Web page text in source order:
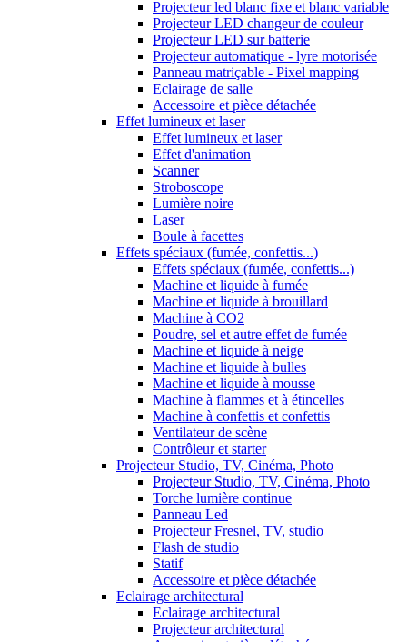
Projecteur led blanc fixe et blanc variable
Projecteur LED changeur de couleur
Projecteur LED sur batterie
Projecteur automatique - lyre motorisée
Panneau matriçable - Pixel mapping
Eclairage de salle
Accessoire et pièce détachée
Effet lumineux et laser
Effet lumineux et laser
Effet d'animation
Scanner
Stroboscope
Lumière noire
Laser
Boule à facettes
Effets spéciaux (fumée, confettis...)
Effets spéciaux (fumée, confettis...)
Machine et liquide à fumée
Machine et liquide à brouillard
Machine à CO2
Poudre, sel et autre effet de fumée
Machine et liquide à neige
Machine et liquide à bulles
Machine et liquide à mousse
Machine à flammes et à étincelles
Machine à confettis et confettis
Ventilateur de scène
Contrôleur et starter
Projecteur Studio, TV, Cinéma, Photo
Projecteur Studio, TV, Cinéma, Photo
Torche lumière continue
Panneau Led
Projecteur Fresnel, TV, studio
Flash de studio
Statif
Accessoire et pièce détachée
Eclairage architectural
Eclairage architectural
Projecteur architectural